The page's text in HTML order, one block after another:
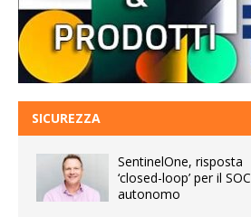
SICUREZZA
SentinelOne, risposta
‘closed-loop’ per il SOC
autonomo